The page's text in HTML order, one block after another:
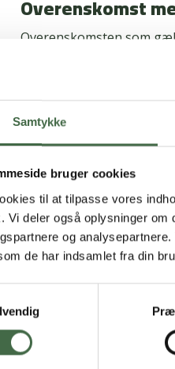
Samtykke
bruger cookies
til at tilpasse vores
Vi deler også oplysninger om
og
de har indsamlet fra din
Overenskomst
Overenskomsten som
Hvad er et
Et overenskomstkrav
Det er ofte områder som:
Lønstigninger: Ønsk
Fleksibilitet: Ønsk
videreuddannelse og
Styrkede
Bedre barselsvilkår: